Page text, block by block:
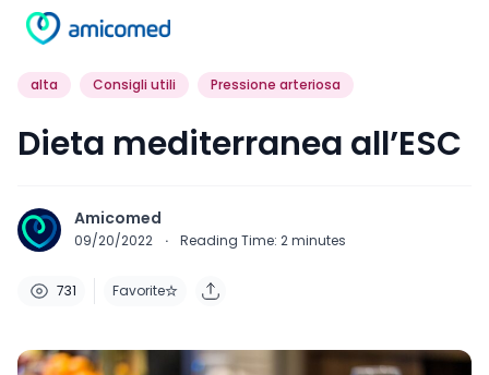
alta Consigli utili Pressione arteriosa
Dieta mediterranea all’ESC
Amicomed
09/20/2022 · Reading Time: 2minutes
731 Favorite